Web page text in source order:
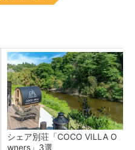
シェア別荘「COCO VILLA O
wners」3選